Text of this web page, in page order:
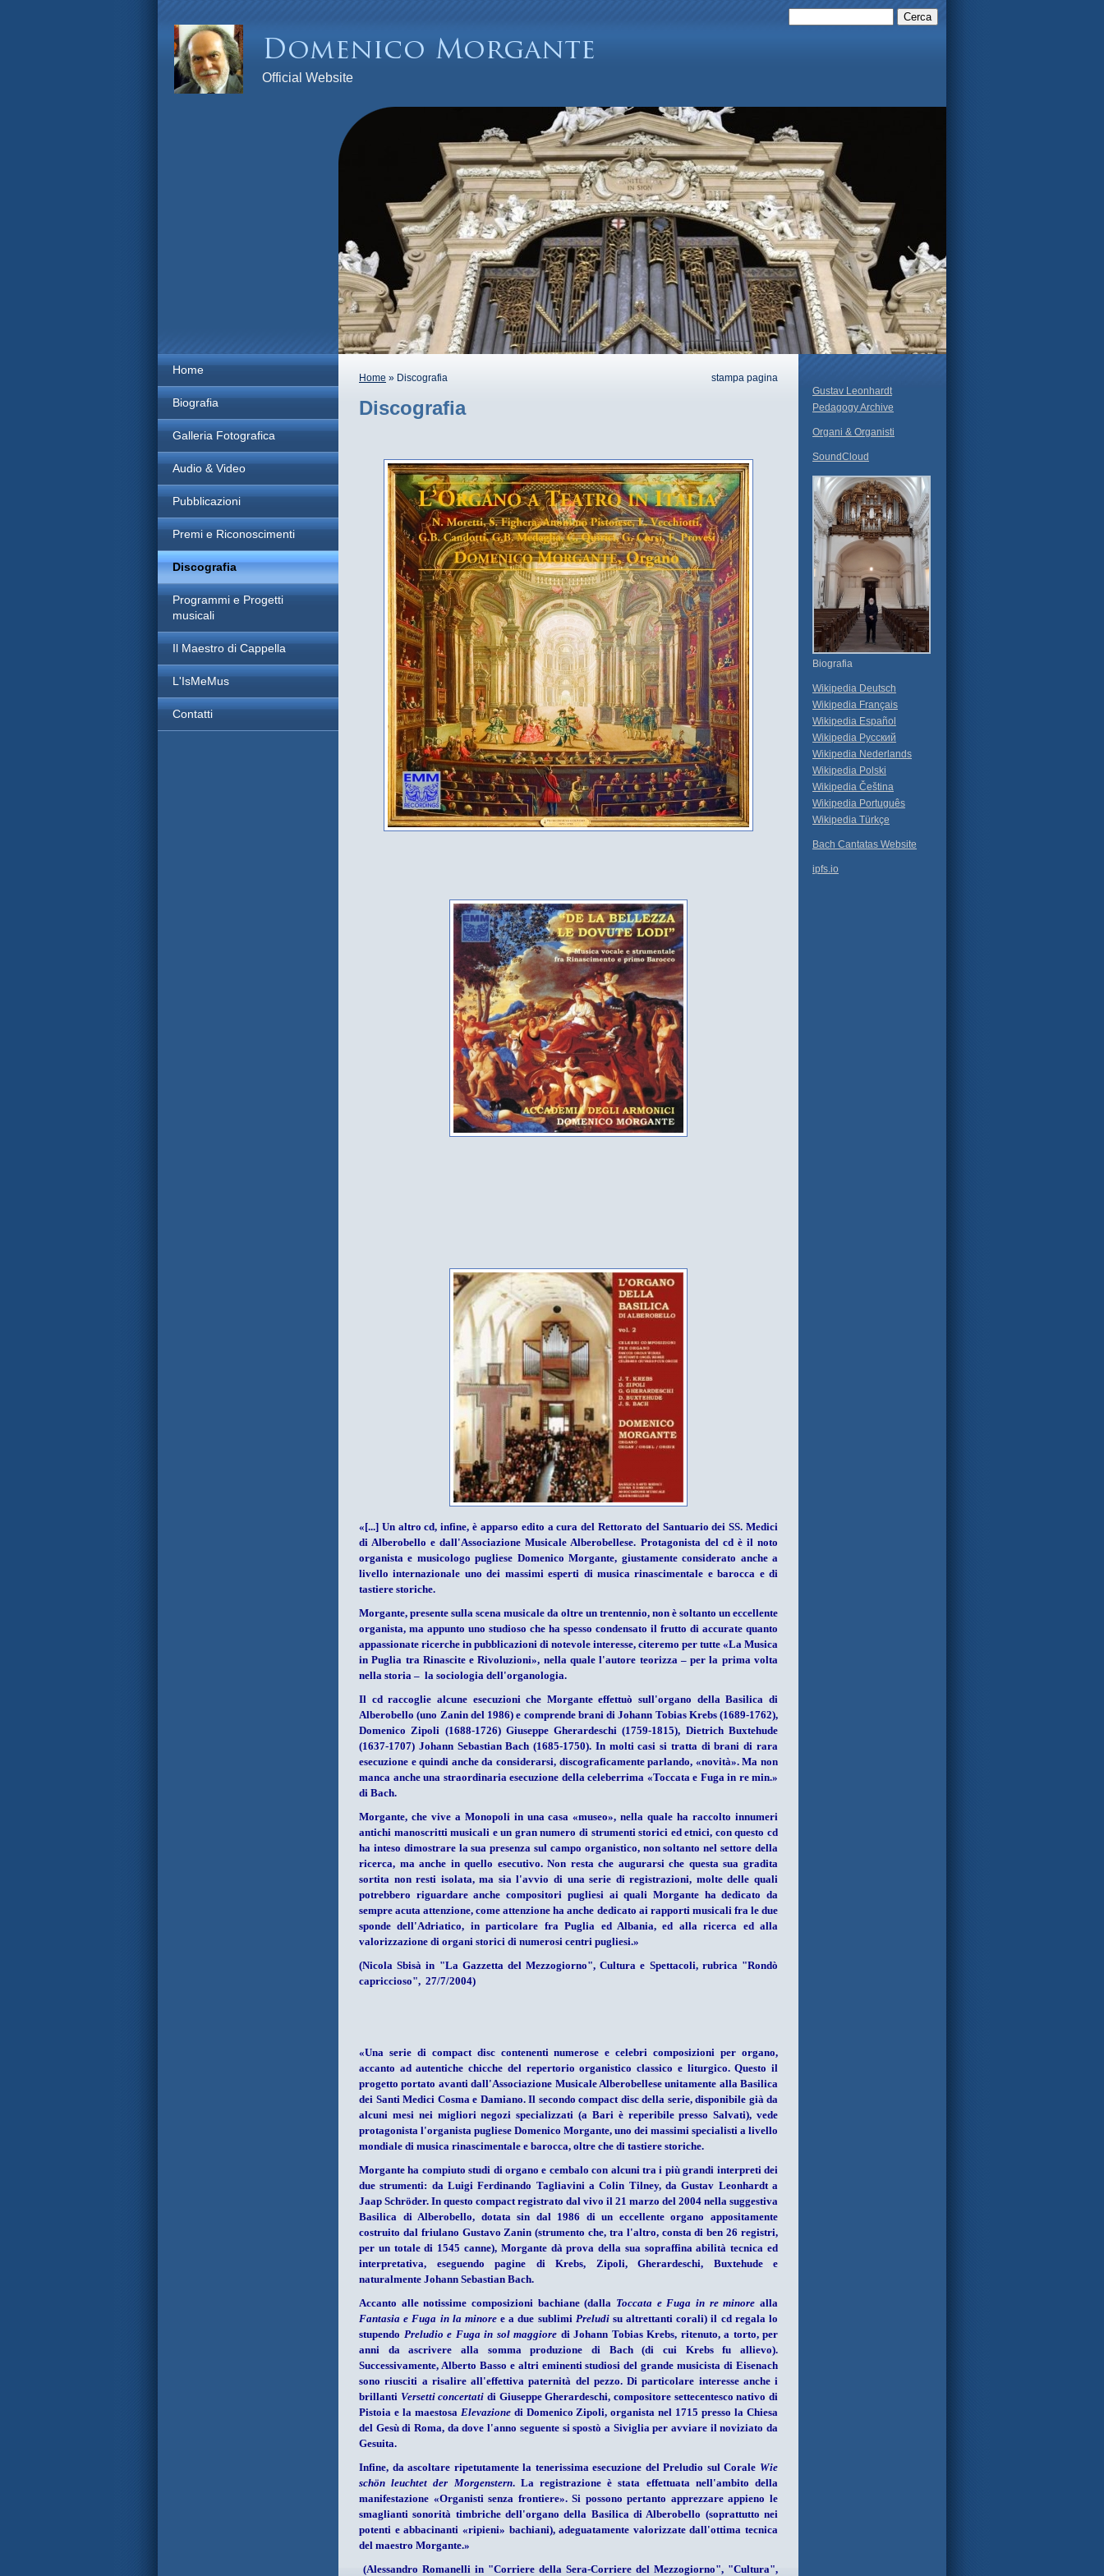
Official Website
Home
Biografia
Galleria Fotografica
Audio & Video
Pubblicazioni
Premi e Riconoscimenti
Discografia
Programmi e Progetti
musicali
Il Maestro di Cappella
L'IsMeMus
Contatti
Home » Discografia
Discografia
stampa pagina
«[...] Un altro cd, infine, è apparso edito a cura del Rettorato del Santuario dei SS. Medici
di Alberobello e dall'Associazione Musicale Alberobellese. Protagonista del cd è il noto
organista e musicologo pugliese Domenico Morgante, giustamente considerato anche a
livello internazionale uno dei massimi esperti di musica rinascimentale e barocca e di
tastiere storiche.
Morgante, presente sulla scena musicale da oltre un trentennio, non è soltanto un eccellente
organista, ma appunto uno studioso che ha spesso condensato il frutto di accurate quanto
appassionate ricerche in pubblicazioni di notevole interesse, citeremo per tutte «La Musica
in Puglia tra Rinascite e Rivoluzioni», nella quale l'autore teorizza – per la prima volta
nella storia – la sociologia dell'organologia.
Il cd raccoglie alcune esecuzioni che Morgante effettuò sull'organo della Basilica di
Alberobello (uno Zanin del 1986) e comprende brani di Johann Tobias Krebs (1689-1762),
Domenico Zipoli (1688-1726) Giuseppe Gherardeschi (1759-1815), Dietrich Buxtehude
(1637-1707) Johann Sebastian Bach (1685-1750). In molti casi si tratta di brani di rara
esecuzione e quindi anche da considerarsi, discograficamente parlando, «novità». Ma non
manca anche una straordinaria esecuzione della celeberrima «Toccata e Fuga in re min.»
di Bach.
Morgante, che vive a Monopoli in una casa «museo», nella quale ha raccolto innumeri
antichi manoscritti musicali e un gran numero di strumenti storici ed etnici, con questo cd
ha inteso dimostrare la sua presenza sul campo organistico, non soltanto nel settore della
ricerca, ma anche in quello esecutivo. Non resta che augurarsi che questa sua gradita
sortita non resti isolata, ma sia l'avvio di una serie di registrazioni, molte delle quali
potrebbero riguardare anche compositori pugliesi ai quali Morgante ha dedicato da
sempre acuta attenzione, come attenzione ha anche dedicato ai rapporti musicali fra le due
sponde dell'Adriatico, in particolare fra Puglia ed Albania, ed alla ricerca ed alla
valorizzazione di organi storici di numerosi centri pugliesi.»
(Nicola Sbisà in "La Gazzetta del Mezzogiorno", Cultura e Spettacoli, rubrica "Rondò
capriccioso", 27/7/2004)
«Una serie di compact disc contenenti numerose e celebri composizioni per organo,
accanto ad autentiche chicche del repertorio organistico classico e liturgico. Questo il
progetto portato avanti dall'Associazione Musicale Alberobellese unitamente alla Basilica
dei Santi Medici Cosma e Damiano. Il secondo compact disc della serie, disponibile già da
alcuni mesi nei migliori negozi specializzati (a Bari è reperibile presso Salvati), vede
protagonista l'organista pugliese Domenico Morgante, uno dei massimi specialisti a livello
mondiale di musica rinascimentale e barocca, oltre che di tastiere storiche.
Morgante ha compiuto studi di organo e cembalo con alcuni tra i più grandi interpreti dei
due strumenti: da Luigi Ferdinando Tagliavini a Colin Tilney, da Gustav Leonhardt a
Jaap Schröder. In questo compact registrato dal vivo il 21 marzo del 2004 nella suggestiva
Basilica di Alberobello, dotata sin dal 1986 di un eccellente organo appositamente
costruito dal friulano Gustavo Zanin (strumento che, tra l'altro, consta di ben 26 registri,
per un totale di 1545 canne), Morgante dà prova della sua sopraffina abilità tecnica ed
interpretativa, eseguendo pagine di Krebs, Zipoli, Gherardeschi, Buxtehude e
naturalmente Johann Sebastian Bach.
Accanto alle notissime composizioni bachiane (dalla Toccata e Fuga in re minore alla
Fantasia e Fuga in la minoree a due sublimi Preludisu altrettanti corali) il cd regala lo
stupendo Preludio e Fuga in sol maggiore di Johann Tobias Krebs, ritenuto, a torto, per
anni da ascrivere alla somma produzione di Bach (di cui Krebs fu allievo).
Successivamente, Alberto Basso e altri eminenti studiosi del grande musicista di Eisenach
sono riusciti a risalire all'effettiva paternità del pezzo. Di particolare interesse anche i
brillanti Versetti concertati di Giuseppe Gherardeschi, compositore settecentesco nativo di
Pistoia e la maestosa Elevazionedi Domenico Zipoli, organista nel 1715 presso la Chiesa
del Gesù di Roma, da dove l'anno seguente si spostò a Siviglia per avviare il noviziato da
Gesuita.
Infine, da ascoltare ripetutamente la tenerissima esecuzione del Preludio sul Corale Wie
schön leuchtet der Morgenstern. La registrazione è stata effettuata nell'ambito della
manifestazione «Organisti senza frontiere». Si possono pertanto apprezzare appieno le
smaglianti sonorità timbriche dell'organo della Basilica di Alberobello (soprattutto nei
potenti e abbacinanti «ripieni» bachiani), adeguatamente valorizzate dall'ottima tecnica
del maestro Morgante.»
(Alessandro Romanelli in "Corriere della Sera-Corriere del Mezzogiorno", "Cultura",
Gustav Leonhardt
Pedagogy Archive
Organi & Organisti
SoundCloud
Biografia
Wikipedia Deutsch
Wikipedia Français
Wikipedia Español
Wikipedia Русский
Wikipedia Nederlands
Wikipedia Polski
Wikipedia Čeština
Wikipedia Português
Wikipedia Türkçe
Bach Cantatas Website
ipfs.io